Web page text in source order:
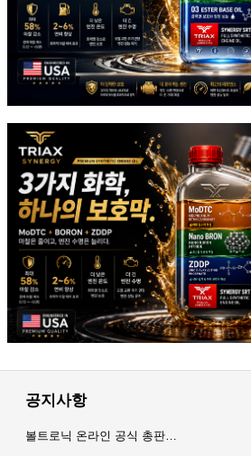
공지사항
볼트로닉 온라인 공식 총판…